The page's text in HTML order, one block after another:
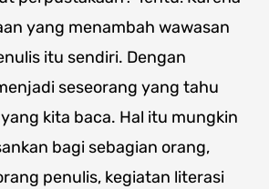
yang menambah wawasan
itu sendiri. Dengan
seseorang yang tahu
kita baca. Hal itu mungkin
bagi sebagian orang,
penulis, kegiatan literasi